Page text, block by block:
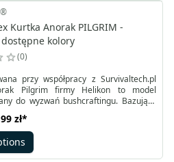
Kurtka Anorak PILGRIM -
kolory
0
przy współpracy z Survivaltech.pl
Pilgrim firmy Helikon to model
do wyzwań bushcraftingu. Bazujący
przednia kieszeń jest ocieplona.
pozwala na dobrą wentylację,
jak zamki pod pachami. Tkanina
jest z zewnątrz odporna na iskry.
zł*